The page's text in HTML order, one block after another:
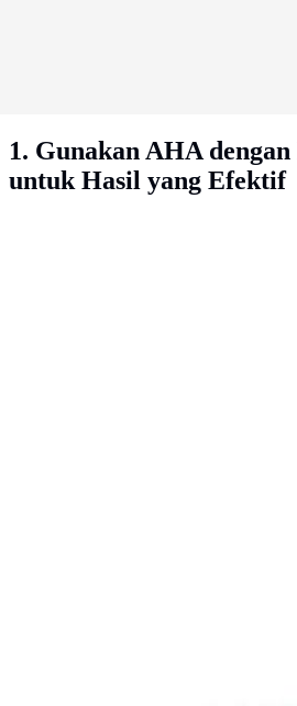
1. Gunakan AHA
untuk Hasil yang Efektif